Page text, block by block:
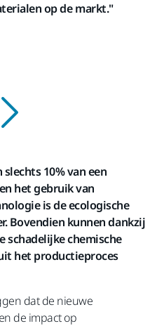
op de markt."
10% van een
het gebruik van
is de ecologische
Bovendien kunnen dankzij
schadelijke chemische
het productieproces
dat de nieuwe
de impact op